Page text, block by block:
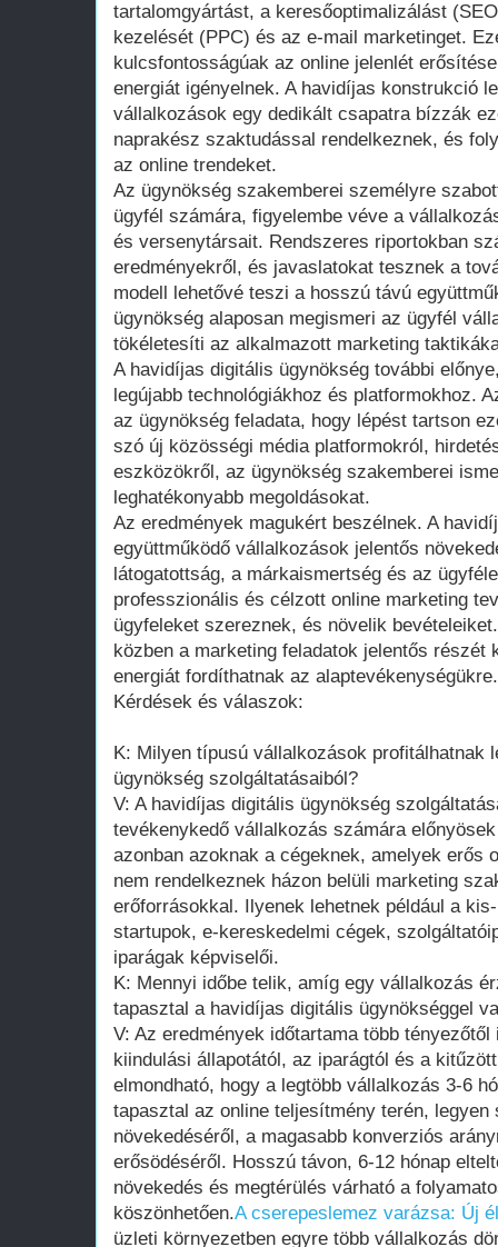
tartalomgyártást, a keresőoptimalizálást
kezelését (PPC) és az e-mail marketinget.
kulcsfontosságúak az online jelenlét
energiát igényelnek. A havidíjas konstrukció
vállalkozások egy dedikált csapatra bízzák
naprakész szaktudással rendelkeznek, és
az online trendeket.
Az ügynökség szakemberei személyre
ügyfél számára, figyelembe véve a
és versenytársait. Rendszeres riportokban
eredményekről, és javaslatokat tesznek a
modell lehetővé teszi a hosszú távú
ügynökség alaposan megismeri az ügyfél
tökéletesíti az alkalmazott marketing
A havidíjas digitális ügynökség további
legújabb technológiákhoz és platformokhoz.
az ügynökség feladata, hogy lépést tartson
szó új közösségi média platformokról,
eszközökről, az ügynökség szakemberei
leghatékonyabb megoldásokat.
Az eredmények magukért beszélnek. A
együttműködő vállalkozások jelentős
látogatottság, a márkaismertség és az
professzionális és célzott online marketing
ügyfeleket szereznek, és növelik
közben a marketing feladatok jelentős
energiát fordíthatnak az alaptevékenységükre.
Kérdések és válaszok:
K: Milyen típusú vállalkozások profitálhatnak
ügynökség szolgáltatásaiból?
V: A havidíjas digitális ügynökség
tevékenykedő vállalkozás számára
azonban azoknak a cégeknek, amelyek erős
nem rendelkeznek házon belüli marketing
erőforrásokkal. Ilyenek lehetnek például a
startupok, e-kereskedelmi cégek,
iparágak képviselői.
K: Mennyi időbe telik, amíg egy vállalkozás
tapasztal a havidíjas digitális ügynökséggel
V: Az eredmények időtartama több
kiindulási állapotától, az iparágtól és a
elmondható, hogy a legtöbb vállalkozás 3-6
tapasztal az online teljesítmény terén, legyen
növekedéséről, a magasabb konverziós
erősödéséről. Hosszú távon, 6-12 hónap
növekedés és megtérülés várható a
köszönhetően.A cserepeslemez varázsa: Új
üzleti környezetben egyre több vállalkozás